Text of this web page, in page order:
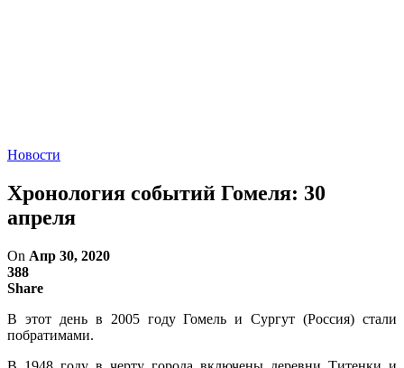
Новости
Хронология событий Гомеля: 30
апреля
On Апр 30, 2020
388
Share
В этот день в 2005 году Гомель и Сургут (Россия) стали
побратимами.